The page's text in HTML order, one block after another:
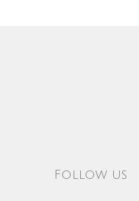
Follow us